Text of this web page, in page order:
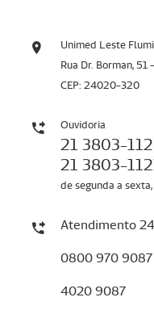
Unimed Leste
Rua Dr. Borman, 51
CEP: 24020-320
Ouvidoria
21 3803-
21 3803-
de segunda a
Atendimento
0800 970 9087
4020 9087